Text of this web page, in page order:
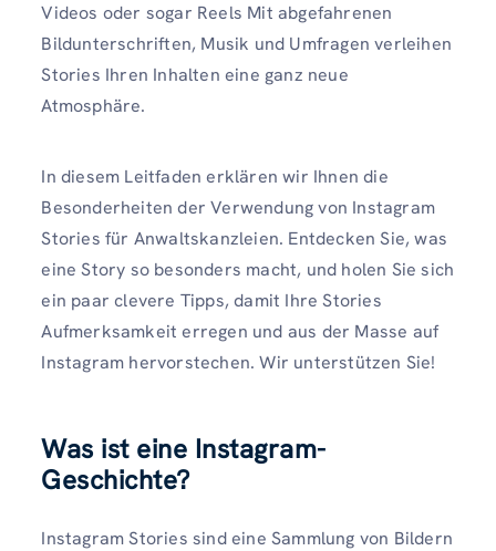
Videos oder sogar Reels Mit abgefahrenen
Bildunterschriften, Musik und Umfragen verleihen
Stories Ihren Inhalten eine ganz neue
Atmosphäre.
In diesem Leitfaden erklären wir Ihnen die
Besonderheiten der Verwendung von Instagram
Stories für Anwaltskanzleien. Entdecken Sie, was
eine Story so besonders macht, und holen Sie sich
ein paar clevere Tipps, damit Ihre Stories
Aufmerksamkeit erregen und aus der Masse auf
Instagram hervorstechen. Wir unterstützen Sie!
Was ist eine Instagram-
Geschichte?
Instagram Stories sind eine Sammlung von Bildern